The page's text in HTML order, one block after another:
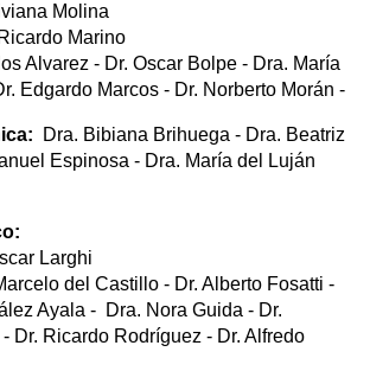
Molina
Marino
Alvarez - Dr. Oscar Bolpe - Dra. María
Marcos - Dr. Norberto Morán -
Dra. Bibiana Brihuega - Dra. Beatriz
Espinosa - Dra. María del Luján
Larghi
del Castillo - Dr. Alberto Fosatti -
Ayala - Dra. Nora Guida - Dr.
Dr. Ricardo Rodríguez - Dr. Alfredo